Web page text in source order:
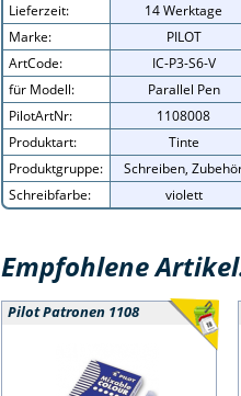
Lieferzeit:
14 Werktage
Marke:
PILOT
ArtCode:
IC-P3-S6-V
für Modell:
Parallel Pen
PilotArtNr:
1108008
Produktart:
Tinte
Produktgruppe:
Schreiben,
Schreibfarbe:
violett
Empfohlene
Pilot Patronen 1108